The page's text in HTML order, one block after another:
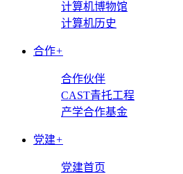
计算机博物馆
计算机历史
合作+
合作伙伴
CAST青托工程
产学合作基金
党建+
党建首页